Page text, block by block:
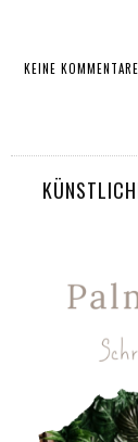
KEINE KOMMENTARE